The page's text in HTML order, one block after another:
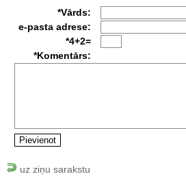
*Vārds:
e-pasta adrese:
*4+2=
*Komentārs:
uz ziņu sarakstu